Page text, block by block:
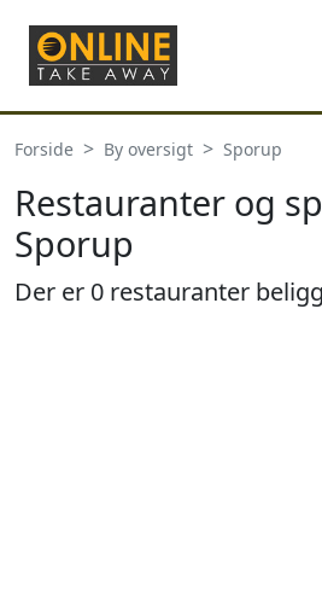
Forside By oversigt Sporup
Restauranter og
Sporup
Der er 0 restauranter